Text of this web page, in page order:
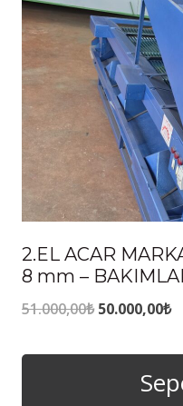
birden
fazla
varyasyonu
var.
Seçenekler
ürün
sayfasından
seçilebilir
2.EL ACAR
8 mm –
51.000,00₺ Orijinal
50.000,00₺Şu